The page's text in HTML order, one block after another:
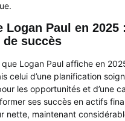
Logan Paul en 2025
succès
Logan Paul affiche en
celui d’une planification
les opportunités et d’une
ses succès en actifs
nette, maintenant